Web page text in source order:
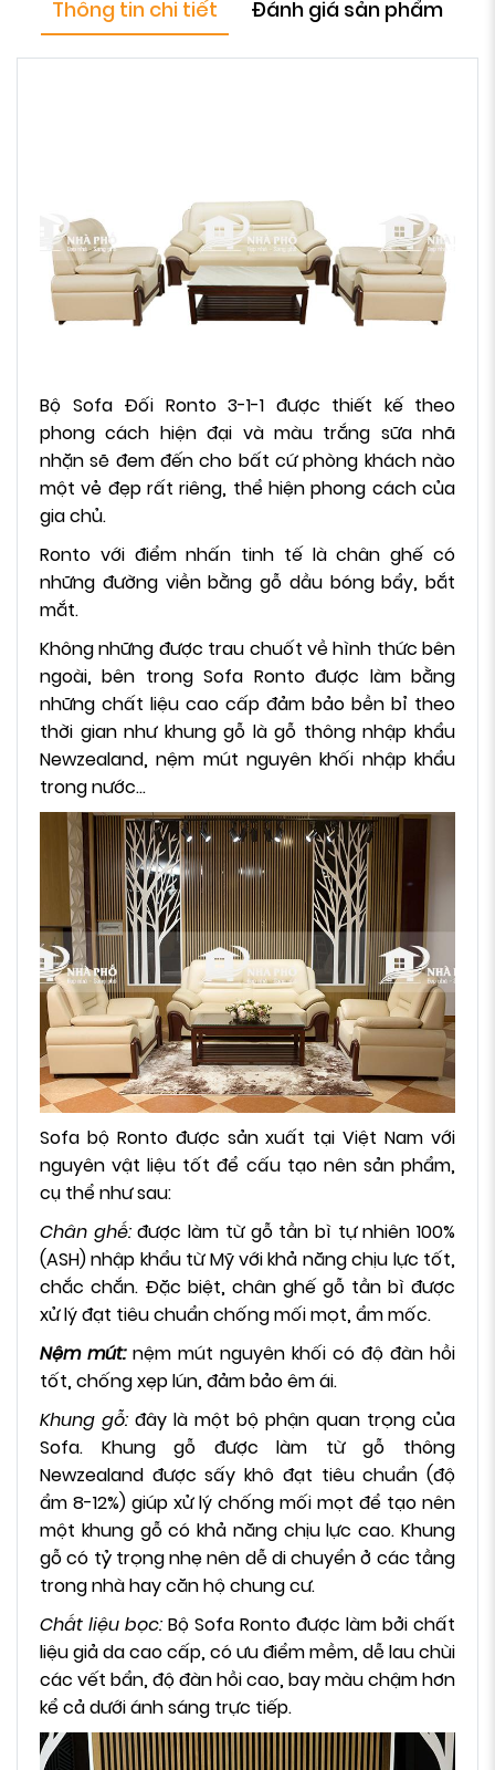
Thông tin chi tiết Đánh giá sản phẩm
Bộ Sofa Đối Ronto 3-1-1 được thiết kế theo
phong cách hiện đại và màu trắng sữa nhã
nhặn sẽ đem đến cho bất cứ phòng khách nào
một vẻ đẹp rất riêng, thể hiện phong cách của
gia chủ.
Ronto với điểm nhấn tinh tế là chân ghế có
những đường viền bằng gỗ dầu bóng bẩy, bắt
mắt.
Không những được trau chuốt về hình thức bên
ngoài, bên trong Sofa Ronto được làm bằng
những chất liệu cao cấp đảm bảo bền bỉ theo
thời gian như khung gỗ là gỗ thông nhập khẩu
Newzealand, nệm mút nguyên khối nhập khẩu
trong nước…
Sofa bộ Ronto được sản xuất tại Việt Nam với
nguyên vật liệu tốt để cấu tạo nên sản phẩm,
cụ thể như sau:
Chân ghế: được làm từ gỗ tần bì tự nhiên 100%
(ASH) nhập khẩu từ Mỹ với khả năng chịu lực tốt,
chắc chắn. Đặc biệt, chân ghế gỗ tần bì được
xử lý đạt tiêu chuẩn chống mối mọt, ẩm mốc.
Nệm mút: nệm mút nguyên khối có độ đàn hồi
tốt, chống xẹp lún, đảm bảo êm ái.
Khung gỗ: đây là một bộ phận quan trọng của
Sofa. Khung gỗ được làm từ gỗ thông
Newzealand được sấy khô đạt tiêu chuẩn (độ
ẩm 8-12%) giúp xử lý chống mối mọt để tạo nên
một khung gỗ có khả năng chịu lực cao. Khung
gỗ có tỷ trọng nhẹ nên dễ di chuyển ở các tầng
trong nhà hay căn hộ chung cư.
Chất liệu bọc: Bộ Sofa Ronto được làm bởi chất
liệu giả da cao cấp, có ưu điểm mềm, dễ lau chùi
các vết bẩn, độ đàn hồi cao, bay màu chậm hơn
kể cả dưới ánh sáng trực tiếp.